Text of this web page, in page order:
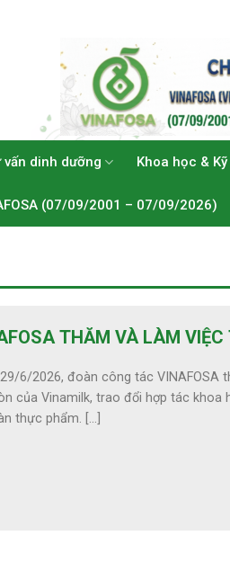
vấn dinh dưỡng Khoa học &
(07/09/2001 – 07/09/2026)
THĂM VÀ LÀM
6/2026, đoàn công tác VINAFOSA
của Vinamilk, trao đổi hợp tác khoa
thực phẩm. [...]